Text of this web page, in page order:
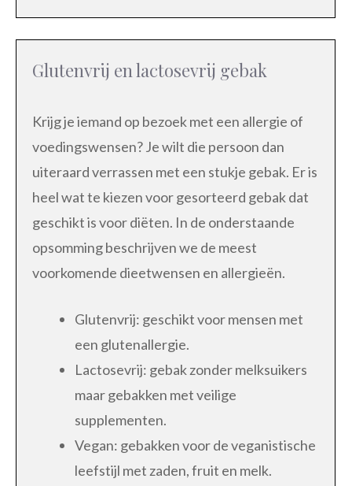
Glutenvrij en lactosevrij gebak
Krijg je iemand op bezoek met een allergie of
voedingswensen? Je wilt die persoon dan
uiteraard verrassen met een stukje gebak. Er is
heel wat te kiezen voor gesorteerd gebak dat
geschikt is voor diëten. In de onderstaande
opsomming beschrijven we de meest
voorkomende dieetwensen en allergieën.
Glutenvrij: geschikt voor mensen met
een glutenallergie.
Lactosevrij: gebak zonder melksuikers
maar gebakken met veilige
supplementen.
Vegan: gebakken voor de veganistische
leefstijl met zaden, fruit en melk.